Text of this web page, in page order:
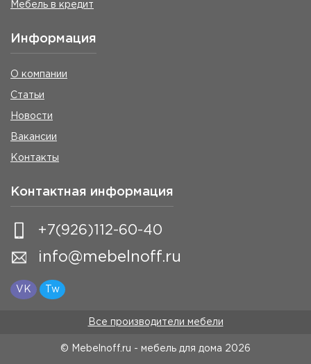
Мебель в кредит
Информация
О компании
Статьи
Новости
Вакансии
Контакты
Контактная информация
+7(926)112-60-40
info@mebelnoff.ru
VK Tw
Все производители мебели
© Mebelnoff.ru - мебель для дома 2026